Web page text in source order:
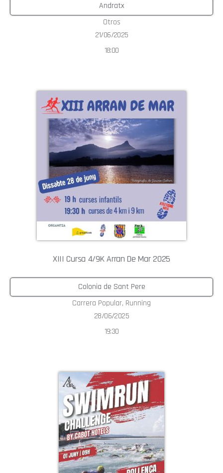
Andratx
Otros
21/06/2025
18:00
XIII Cursa 4/9K Arran De Mar 2025
Colonia de Sant Pere
Carrera Popular, Running
28/06/2025
19:30